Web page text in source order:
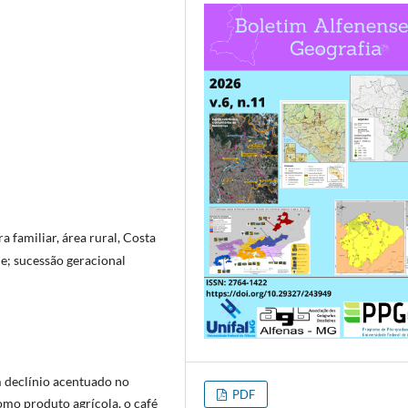
familiar, área rural, Costa
sucessão geracional
declínio acentuado no
produto agrícola, o café
PDF